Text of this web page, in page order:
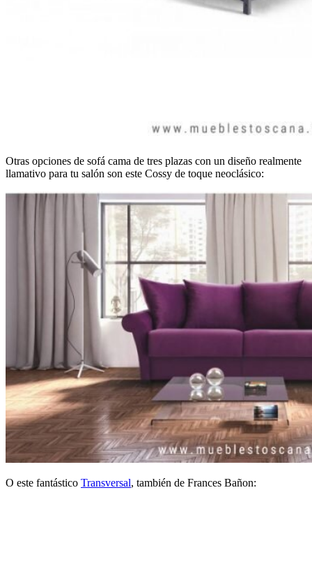
Otras opciones de sofá cama de tres plazas con un diseño realmente
llamativo para tu salón son este Cossy de toque neoclásico:
O este fantástico Transversal, también de Frances Bañon: